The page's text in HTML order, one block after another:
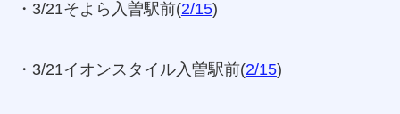
・3/21そよら入曽駅前(2/15)
・3/21イオンスタイル入曽駅前(2/15)